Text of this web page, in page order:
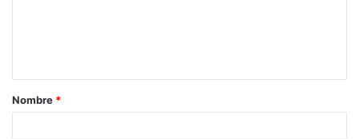
Nombre *